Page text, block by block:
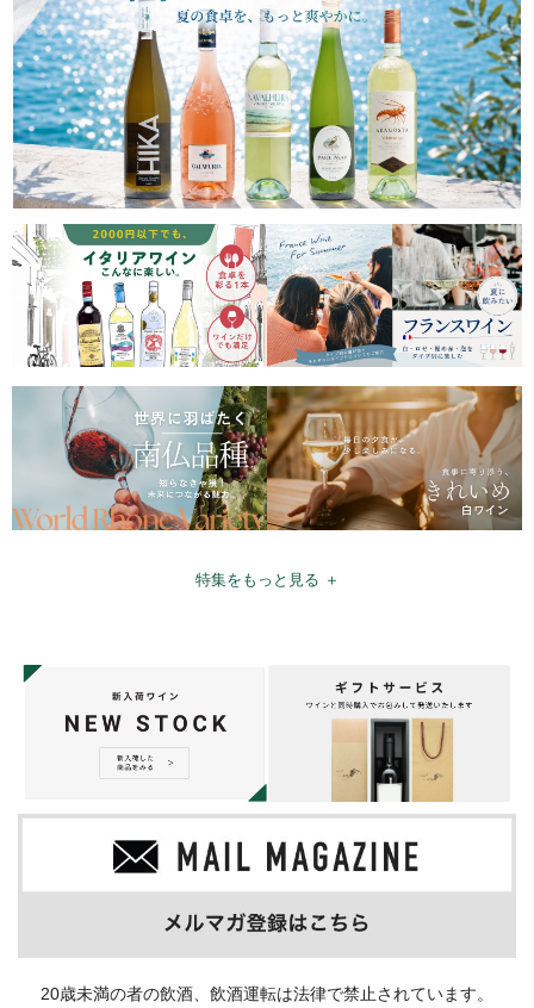
特集をもっと見る ＋
20歳未満の者の飲酒、飲酒運転は法律で禁止されています。